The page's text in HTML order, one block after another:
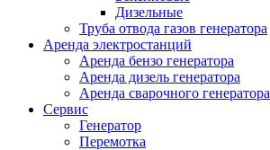
Дизельные
Труба отвода газов генератора
Аренда электростанций
Аренда бензо генератора
Аренда дизель генератора
Аренда сварочного генератора
Сервис
Генератор
Перемотка